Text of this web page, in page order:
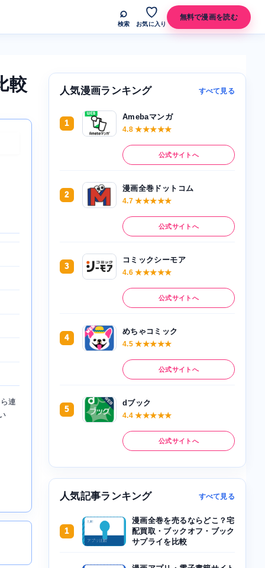
⌕
検索
♡
お気に入り
無料で漫画を読む
較
連
人気漫画ランキング すべて見る
1
Amebaマンガ
4.8 ★★★★★
公式サイトへ
2
漫画全巻ドットコム
4.7 ★★★★★
公式サイトへ
3
コミックシーモア
4.6 ★★★★★
公式サイトへ
4
めちゃコミック
4.5 ★★★★★
公式サイトへ
5
dブック
4.4 ★★★★★
公式サイトへ
人気記事ランキング すべて見る
1
漫画全巻を売るならどこ？宅
配買取・ブックオフ・ブック
サプライを比較